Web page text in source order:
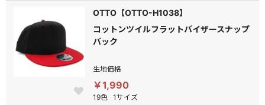
OTTO【OTTO-H1038】
コットンツイルフラットバイザースナップ
バック
生地価格
￥1,990
19色 1サイズ